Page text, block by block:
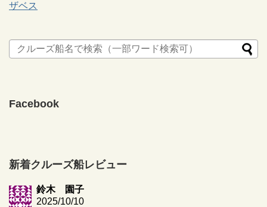
ザベス
Facebook
新着クルーズ船レビュー
鈴木 園子
2025/10/10